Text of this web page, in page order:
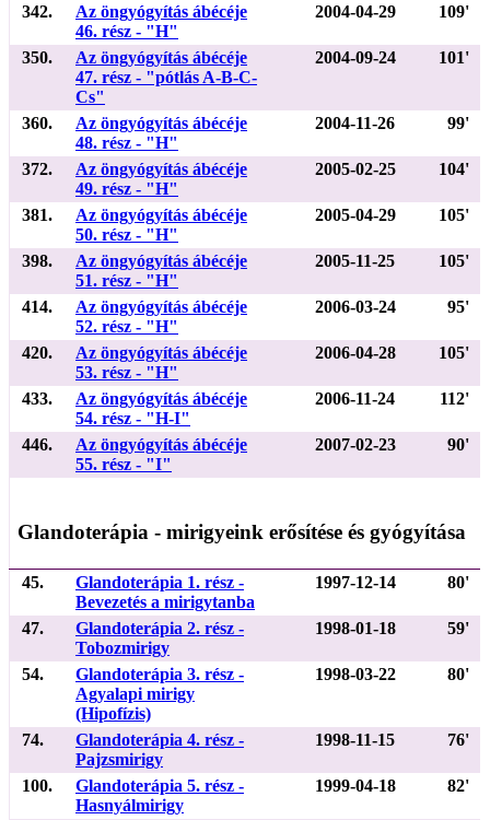
342.
Az öngyógyítás ábécéje
46. rész - "H"
2004-04-29 109'
350.
Az öngyógyítás ábécéje
47. rész - "pótlás A-B-C-
Cs"
2004-09-24 101'
360.
Az öngyógyítás ábécéje
48. rész - "H"
2004-11-26 99'
372.
Az öngyógyítás ábécéje
49. rész - "H"
2005-02-25 104'
381.
Az öngyógyítás ábécéje
50. rész - "H"
2005-04-29 105'
398.
Az öngyógyítás ábécéje
51. rész - "H"
2005-11-25 105'
414.
Az öngyógyítás ábécéje
52. rész - "H"
2006-03-24 95'
420.
Az öngyógyítás ábécéje
53. rész - "H"
2006-04-28 105'
433.
Az öngyógyítás ábécéje
54. rész - "H-I"
2006-11-24 112'
446.
Az öngyógyítás ábécéje
55. rész - "I"
2007-02-23 90'
Glandoterápia - mirigyeink erősítése és gyógyítása
45.
Glandoterápia 1. rész -
Bevezetés a mirigytanba
1997-12-14 80'
47.
Glandoterápia 2. rész -
Tobozmirigy
1998-01-18 59'
54.
Glandoterápia 3. rész -
Agyalapi mirigy
(Hipofízis)
1998-03-22 80'
74.
Glandoterápia 4. rész -
Pajzsmirigy
1998-11-15 76'
100.
Glandoterápia 5. rész -
Hasnyálmirigy
1999-04-18 82'